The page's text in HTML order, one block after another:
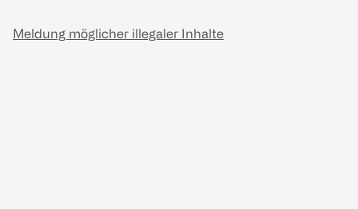
Meldung möglicher illegaler Inhalte